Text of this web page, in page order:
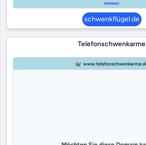
schwenkflügel.de
Telefonschwenkarme